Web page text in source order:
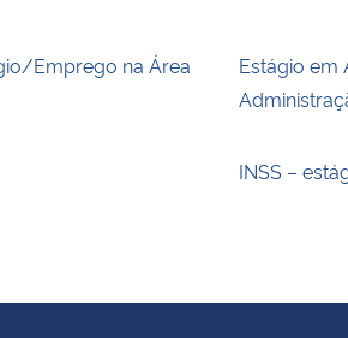
Emprego na Área
Estágio em
INSS –